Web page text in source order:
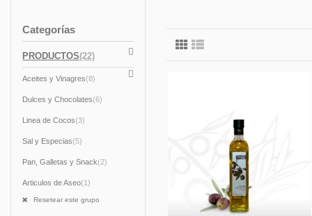
Categorías

PRODUCTOS(22)

Aceites y Vinagres(8)
Dulces y Chocolates(6)
Linea de Cocos(3)
Sal y Especias(5)
Pan, Galletas y Snack(2)
Articulos de Aseo(1)
Resetear este grupo